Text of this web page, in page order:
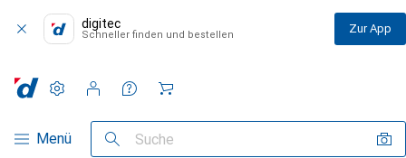
digitec
Schneller finden und bestellen Zur App
Navigation nach Kategorien
Menü Suche
Einstellungen
Kundenkonto
Vergleichslisten
Merklisten
Warenkorb